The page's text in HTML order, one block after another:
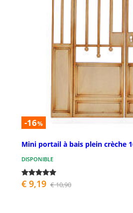
-16%
Mini portail à bais plein crèche
DISPONIBLE
€ 9,19 € 10,90